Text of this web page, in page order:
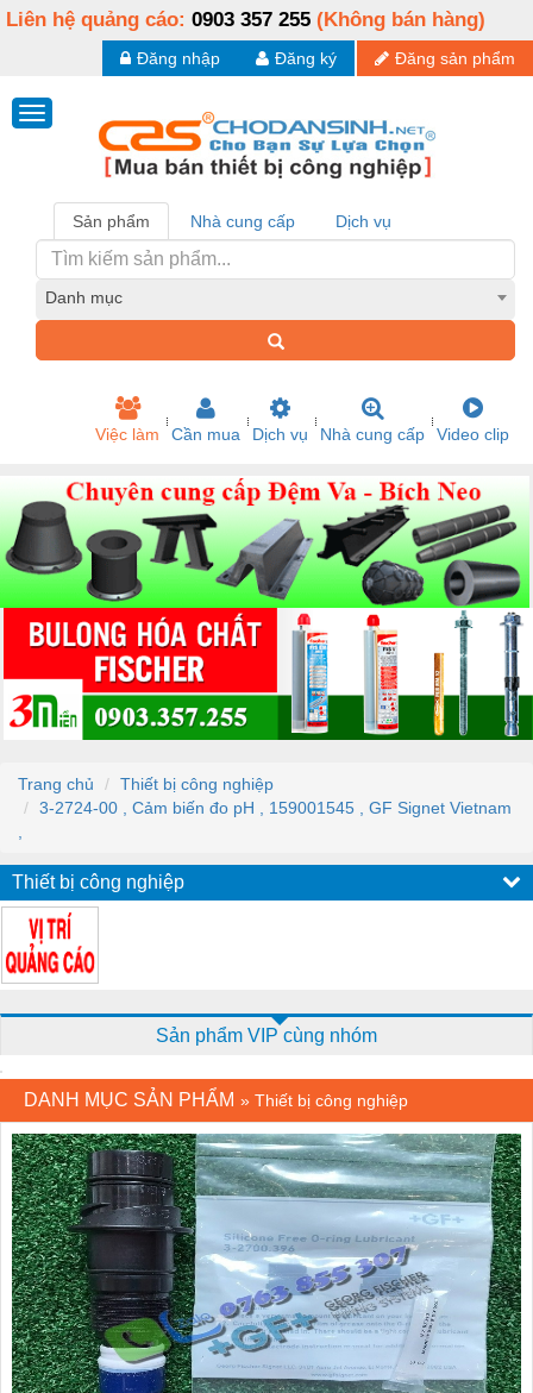
Liên hệ quảng cáo: 0903 357 255 (Không bán hàng)
Đăng sản phẩm
Đăng ký
Đăng nhập
Sản phẩm Nhà cung cấp Dịch vụ
Danh mục
Việc làm Cần mua Dịch vụ Nhà cung cấp Video clip
Trang chủ
Thiết bị công nghiệp
3-2724-00 , Cảm biến đo pH , 159001545 , GF Signet Vietnam
Thiết bị công nghiệp
Sản phẩm VIP cùng nhóm
DANH MỤC SẢN PHẨM » Thiết bị công nghiệp